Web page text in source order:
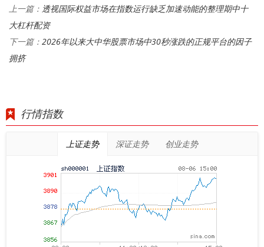
上一篇： 透视国际权益市场在指数运行缺乏加速动能的整理期中十
大杠杆配资
下一篇： 2026年以来大中华股票市场中30秒涨跌的正规平台的因子
拥挤
行情指数
上证走势 深证走势 创业走势